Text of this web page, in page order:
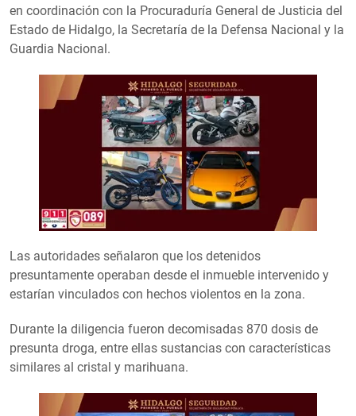
en coordinación con la Procuraduría General de Justicia del
Estado de Hidalgo, la Secretaría de la Defensa Nacional y la
Guardia Nacional.
Las autoridades señalaron que los detenidos
presuntamente operaban desde el inmueble intervenido y
estarían vinculados con hechos violentos en la zona.
Durante la diligencia fueron decomisadas 870 dosis de
presunta droga, entre ellas sustancias con características
similares al cristal y marihuana.